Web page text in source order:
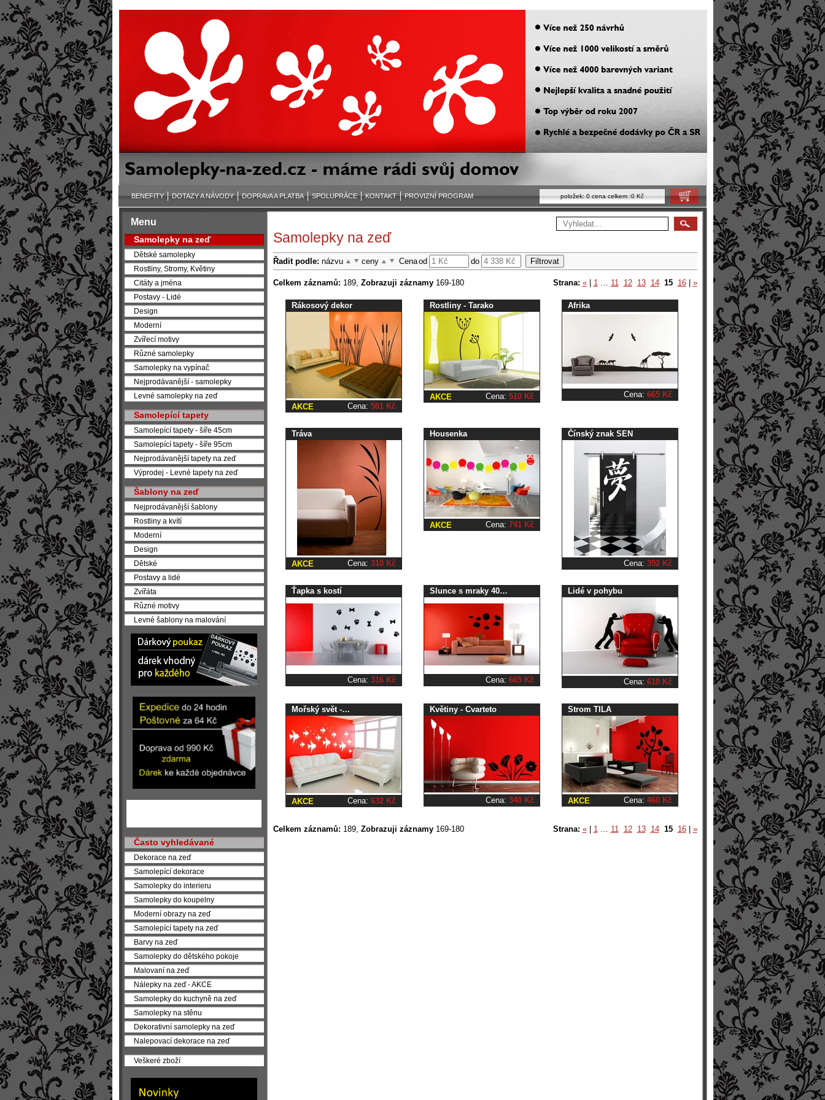
Samolepky na zeď
Řadit podle: názvu ceny Cenaod do Filtrovat
Strana: « 1 11 12 13 14 15 16 »
Celkem záznamů: 189, Zobrazuji záznamy169-180
Rákosový dekor
Cena: 501 Kč
AKCE
Rostliny - Tarako
Cena: 510 Kč
AKCE
Afrika
Cena: 665 Kč
Tráva
Cena: 310 Kč
AKCE
Housenka
Cena: 741 Kč
AKCE
Čínský znak SEN
Cena: 392 Kč
Ťapka s kostí
Cena: 316 Kč
Slunce s mraky 40…
Cena: 665 Kč
Lidé v pohybu
Cena: 610 Kč
Mořský svět -…
Cena: 632 Kč
AKCE
Květiny - Cvarteto
Cena: 340 Kč
Strom TILA
Cena: 460 Kč
AKCE
Strana: « 1 11 12 13 14 15 16 »
Celkem záznamů: 189, Zobrazuji záznamy169-180
Menu
Samolepky na zeď
Dětské samolepky
Rostliny, Stromy, Květiny
Citáty a jména
Postavy - Lidé
Design
Moderní
Zvířecí motivy
Různé samolepky
Samolepky na vypínač
Nejprodávanější - samolepky
Levné samolepky na zeď
Samolepící tapety
Samolepící tapety - šíře 45cm
Samolepící tapety - šíře 95cm
Nejprodávanější tapety na zeď
Výprodej - Levné tapety na zeď
Šablony na zeď
Nejprodávanější šablony
Rostliny a kvítí
Moderní
Design
Dětské
Postavy a lidé
Zvířáta
Různé motivy
Levné šablony na malování
Často vyhledávané
Dekorace na zeď
Samolepící dekorace
Samolepky do interieru
Samolepky do koupelny
Moderní obrazy na zeď
Samolepící tapety na zeď
Barvy na zeď
Samolepky do dětského pokoje
Malovaní na zeď
Nálepky na zeď - AKCE
Samolepky do kuchyně na zeď
Samolepky na stěnu
Dekorativní samolepky na zeď
Nalepovací dekorace na zeď
Veškeré zboží
BENEFITY DOTAZY A NÁVODY DOPRAVA A PLATBA SPOLUPRÁCE KONTAKT PROVIZNÍ PROGRAM položek:0cena celkem :0 Kč Košík